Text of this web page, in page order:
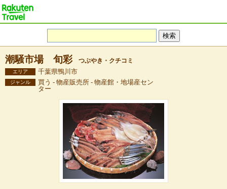
潮騒市場 旬彩 つぶやき・クチコミ
エリア 千葉県鴨川市
ジャンル
買う - 物産販売所 - 物産館・地場産セン
ター